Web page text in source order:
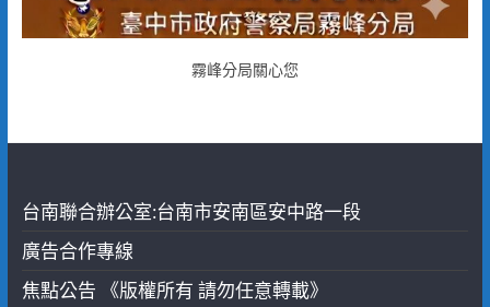
霧峰分局關心您
台南聯合辦公室:台南市安南區安中路一段
廣告合作專線
焦點公告 《版權所有 請勿任意轉載》